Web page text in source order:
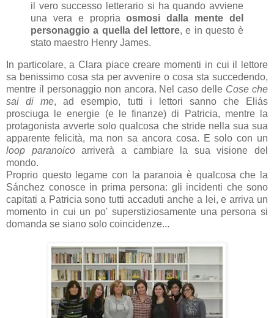
il vero successo letterario si ha quando avviene
una vera e propriaosmosi dalla mente del
personaggio a quella del lettore, e in questo è
stato maestro Henry James.
In particolare, a Clara piace creare momenti in cui il lettore
sa benissimo cosa sta per avvenire o cosa sta succedendo,
mentre il personaggio non ancora. Nel caso delle Cose che
sai di me, ad esempio, tutti i lettori sanno che Eliás
prosciuga le energie (e le finanze) di Patricia, mentre la
protagonista avverte solo qualcosa che stride nella sua sua
apparente felicità, ma non sa ancora cosa. E solo con un
loop paranoicoarriverà a cambiare la sua visione del
mondo.
Proprio questo legame con la paranoia è qualcosa che la
Sánchez conosce in prima persona: gli incidenti che sono
capitati a Patricia sono tutti accaduti anche a lei, e arriva un
momento in cui un po' superstiziosamente una persona si
domanda se siano solo coincidenze...